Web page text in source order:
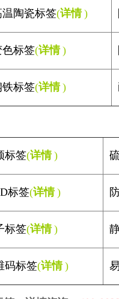
温陶瓷标签(详情 )
色标签(详情 )
铁标签(详情 )
标签(详情 )
标签(详情 )
标签(详情 )
码标签(详情 )